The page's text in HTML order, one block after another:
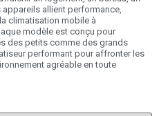
appareils allient performance,
climatisation mobile à
modèle est conçu pour
des petits comme des grands
performant pour affronter les
agréable en toute